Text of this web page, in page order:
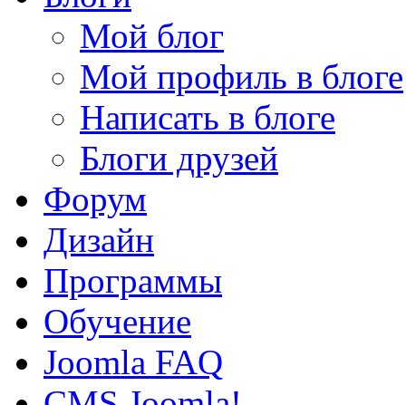
Мой блог
Мой профиль в блоге
Написать в блоге
Блоги друзей
Форум
Дизайн
Программы
Обучение
Joomla FAQ